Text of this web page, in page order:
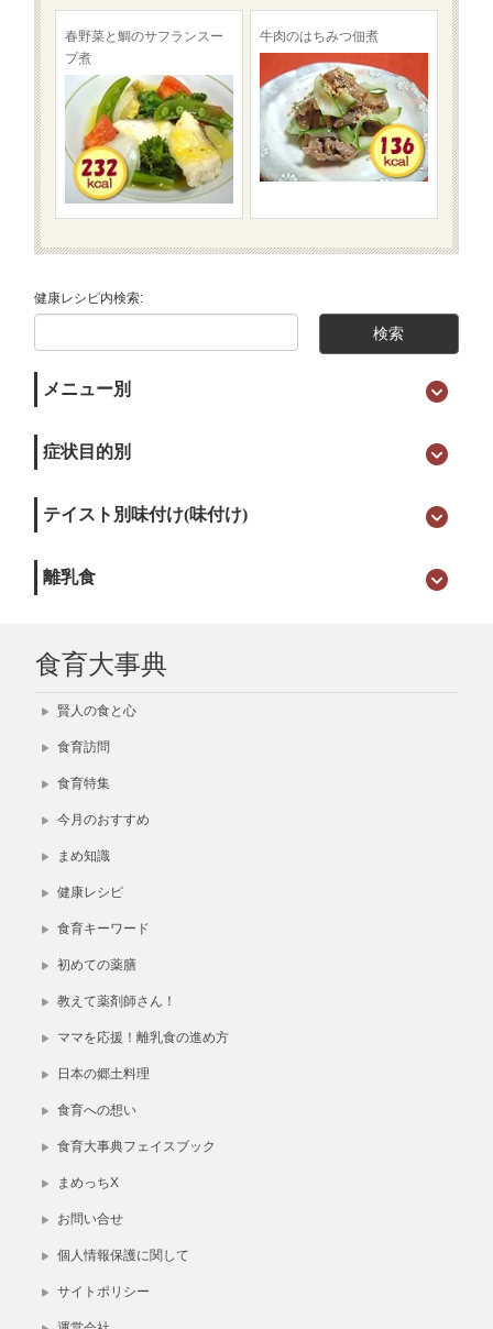
春野菜と鯛のサフランスー
プ煮
牛肉のはちみつ佃煮
健康レシピ内検索:
メニュー別
症状目的別
テイスト別味付け(味付け)
離乳食
食育大事典
賢人の食と心
食育訪問
食育特集
今月のおすすめ
まめ知識
健康レシピ
食育キーワード
初めての薬膳
教えて薬剤師さん！
ママを応援！離乳食の進め方
日本の郷土料理
食育への想い
食育大事典フェイスブック
まめっちX
お問い合せ
個人情報保護に関して
サイトポリシー